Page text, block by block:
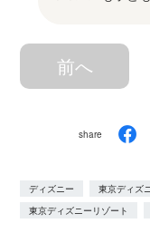
前へ
share
ディズニー 東京ディズ
東京ディズニーリゾート